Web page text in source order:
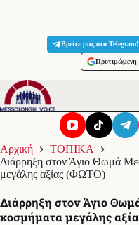
Βρείτε μας στο Telegram!
Προτιμώμενη
Αρχική
ΤΟΠΙΚΑ
Διάρρηξη στον Άγιο Θωμά
μεγάλης αξίας (ΦΩΤΟ)
Διάρρηξη στον Άγιο
κοσμήματα μεγάλης